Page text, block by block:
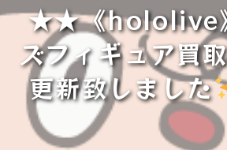
★★《hololive
ズフィギュア買
更新致しました